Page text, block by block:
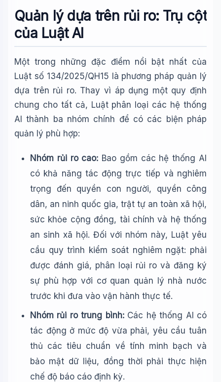
Quản lý dựa trên rủi ro: Trụ cột
của Luật AI
Một trong những đặc điểm nổi bật nhất của
Luật số 134/2025/QH15 là phương pháp quản lý
dựa trên rủi ro. Thay vì áp dụng một quy định
chung cho tất cả, Luật phân loại các hệ thống
AI thành ba nhóm chính để có các biện pháp
quản lý phù hợp:
Nhóm rủi ro cao: Bao gồm các hệ thống AI
có khả năng tác động trực tiếp và nghiêm
trọng đến quyền con người, quyền công
dân, an ninh quốc gia, trật tự an toàn xã hội,
sức khỏe cộng đồng, tài chính và hệ thống
an sinh xã hội. Đối với nhóm này, Luật yêu
cầu quy trình kiểm soát nghiêm ngặt: phải
được đánh giá, phân loại rủi ro và đăng ký
sự phù hợp với cơ quan quản lý nhà nước
trước khi đưa vào vận hành thực tế.
Nhóm rủi ro trung bình:Các hệ thống AI có
tác động ở mức độ vừa phải, yêu cầu tuân
thủ các tiêu chuẩn về tính minh bạch và
bảo mật dữ liệu, đồng thời phải thực hiện
chế độ báo cáo định kỳ.